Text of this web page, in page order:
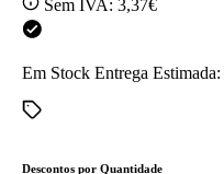
Sem IVA: 3,37€
Em Stock Entrega Estimada:
Descontos por Quantidade